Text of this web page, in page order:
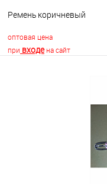
Ремень коричневый
оптовая цена
при входена сайт